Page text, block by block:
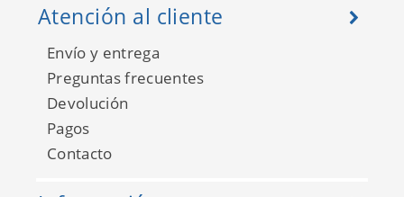
Compendium WP20002
Atención al cliente
Envío y entrega
Preguntas frecuentes
Devolución
Pagos
Contacto